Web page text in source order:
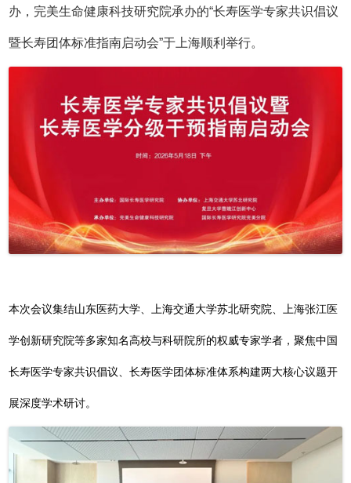
办，完美生命健康科技研究院承办的“长寿医学专家共识倡议
暨长寿团体标准指南启动会”于上海顺利举行。
本次会议集结山东医药大学、上海交通大学苏北研究院、上海张江医
学创新研究院等多家知名高校与科研院所的权威专家学者，聚焦中国
长寿医学专家共识倡议、长寿医学团体标准体系构建两大核心议题开
展深度学术研讨。